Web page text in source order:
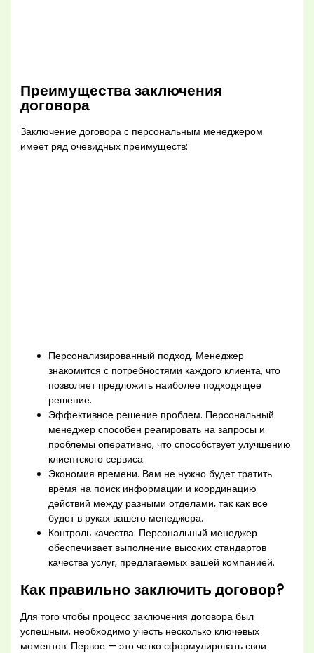
Преимущества заключения
договора
Заключение договора с персональным менеджером
имеет ряд очевидных преимуществ:
Персонализированный подход. Менеджер
знакомится с потребностями каждого клиента, что
позволяет предложить наиболее подходящее
решение.
Эффективное решение проблем. Персональный
менеджер способен реагировать на запросы и
проблемы оперативно, что способствует улучшению
клиентского сервиса.
Экономия времени. Вам не нужно будет тратить
время на поиск информации и координацию
действий между разными отделами, так как все
будет в руках вашего менеджера.
Контроль качества. Персональный менеджер
обеспечивает выполнение высоких стандартов
качества услуг, предлагаемых вашей компанией.
Как правильно заключить договор?
Для того чтобы процесс заключения договора был
успешным, необходимо учесть несколько ключевых
моментов. Первое — это четко сформулировать свои